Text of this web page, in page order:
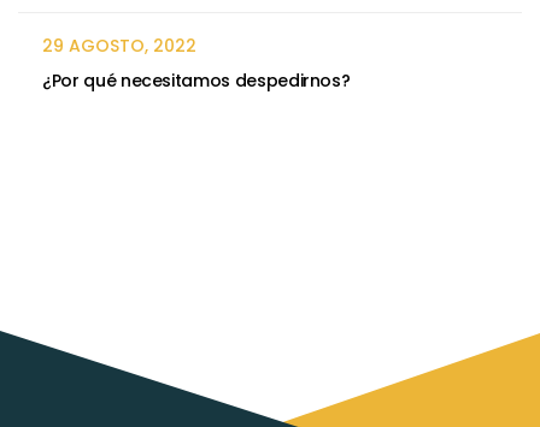
29 AGOSTO, 2022
¿Por qué necesitamos despedirnos?